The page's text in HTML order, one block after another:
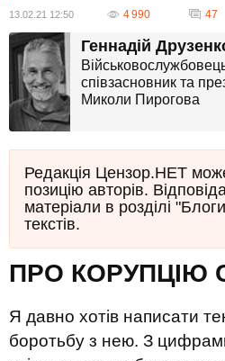
13.02.21 12:50 4 990 47
Геннадій
співзасновник та
Миколи Пирогова
Редакція Цензор.НЕТ
позицію авторів.
матеріали в розділі
текстів.
ПРО КОРУПЦІЮ
Я давно хотів написати
боротьбу з нею. З